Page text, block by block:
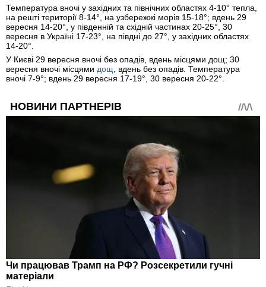
Температура вночі у західних та північних областях 4-10° тепла,
на решті території 8-14°, на узбережжі морів 15-18°; вдень 29
вересня 14-20°, у південній та східній частинах 20-25°, 30
вересня в Україні 17-23°, на півдні до 27°, у західних областях
14-20°.
У Києві 29 вересня вночі без опадів, вдень місцями дощ; 30
вересня вночі місцями дощ, вдень без опадів. Температура
вночі 7-9°; вдень 29 вересня 17-19°, 30 вересня 20-22°.